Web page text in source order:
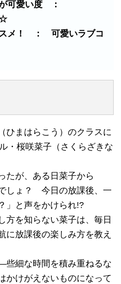
可愛い度 ：
メ！ ： 可愛いラブコ
ひまはらこう）のクラスに
・桜咲菜子（さくらざきな
たが、ある日菜子から
しょ？ 今日の放課後、一
」と声をかけられ!?
方を知らない菜子は、毎日
に放課後の楽しみ方を教え
細な時間を積み重ねるな
かけがえないものになって